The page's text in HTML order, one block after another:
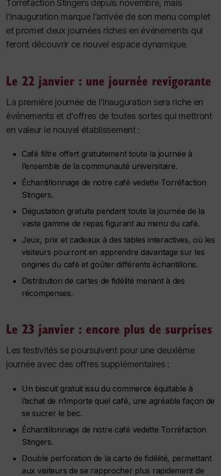
Torréfaction Stingers depuis novembre, mais
l’inauguration marque l’arrivée de son menu complet
et promet deux journées riches en événements qui
feront découvrir ce nouvel espace dynamique.
Le 22 janvier : une journée revigorante
La première journée de l’inauguration sera riche en
événements et d’offres de toutes sortes qui mettront
en valeur le nouvel établissement :
Café filtre offert gratuitement toute la journée à
l’ensemble de la communauté universitaire.
Échantillonnage de notre café vedette Torréfaction
Stingers.
Dégustation gratuite pendant toute la journée de la
vaste gamme de repas figurant au menu du café.
Jeux, prix et cadeaux à des tables interactives, où les
visiteurs pourront en apprendre davantage sur les
origines du café et goûter différents échantillons.
Distribution de cartes de fidélité menant à des
récompenses.
Le 23 janvier : encore plus de surprises
Les festivités se poursuivent pour une deuxième
journée avec des offres supplémentaires :
Un biscuit gratuit issu du commerce équitable à
l’achat de n’importe quel café, une agréable façon de
se sucrer le bec.
Échantillonnage de notre café vedette Torréfaction
Stingers.
Double perforation de la carte de fidélité, permettant
aux visiteurs de se rapprocher plus rapidement de